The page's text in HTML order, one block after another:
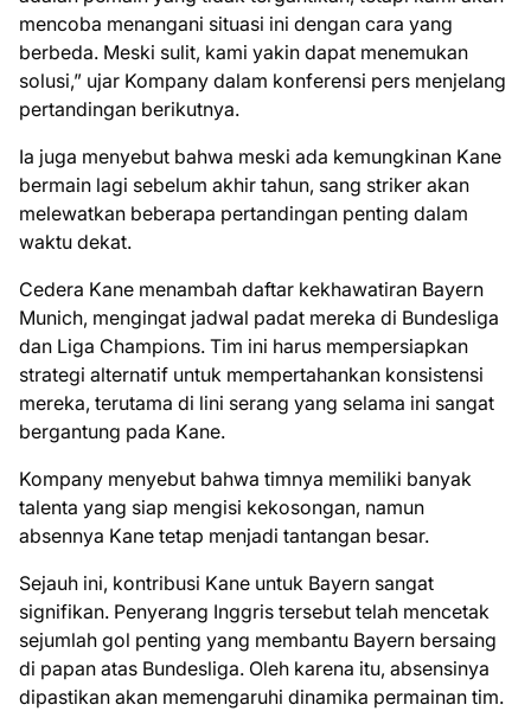
mencoba menangani situasi ini dengan cara yang
berbeda. Meski sulit, kami yakin dapat menemukan
solusi,” ujar Kompany dalam konferensi pers menjelang
pertandingan berikutnya.
Ia juga menyebut bahwa meski ada kemungkinan Kane
bermain lagi sebelum akhir tahun, sang striker akan
melewatkan beberapa pertandingan penting dalam
waktu dekat.
Cedera Kane menambah daftar kekhawatiran Bayern
Munich, mengingat jadwal padat mereka di Bundesliga
dan Liga Champions. Tim ini harus mempersiapkan
strategi alternatif untuk mempertahankan konsistensi
mereka, terutama di lini serang yang selama ini sangat
bergantung pada Kane.
Kompany menyebut bahwa timnya memiliki banyak
talenta yang siap mengisi kekosongan, namun
absennya Kane tetap menjadi tantangan besar.
Sejauh ini, kontribusi Kane untuk Bayern sangat
signifikan. Penyerang Inggris tersebut telah mencetak
sejumlah gol penting yang membantu Bayern bersaing
di papan atas Bundesliga. Oleh karena itu, absensinya
dipastikan akan memengaruhi dinamika permainan tim.